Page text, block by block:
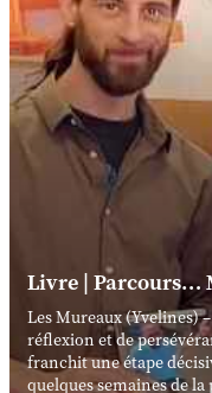
Livre | Parcours…
Les Mureaux (Yvelines)
réflexion et de
franchit une étape
quelques semaines de